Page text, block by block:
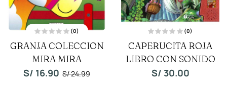
a
l
o
r
d
o
(0)
GRANJA COLECCION
MIRA MIRA
S/24.99
S/ 16.90
a
l
o
r
(0)
CAPERUCITA ROJA
LIBRO CON SONIDO
S/ 30.00